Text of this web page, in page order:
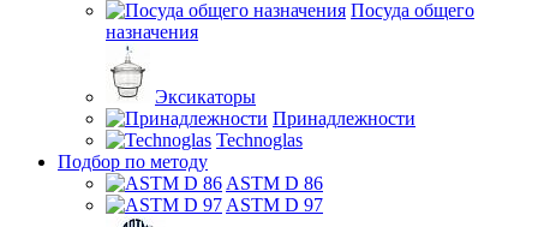
Посуда общего
назначения
Эксикаторы
Принадлежности
Technoglas
Подбор по методу
ASTM D 86
ASTM D 97